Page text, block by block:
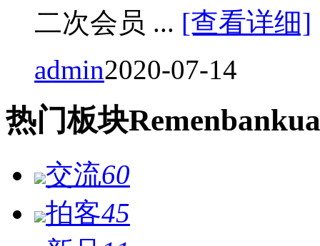
二次会员 ... [查看详细]
admin2020-07-14
热门板块Remen
交流60
拍客45